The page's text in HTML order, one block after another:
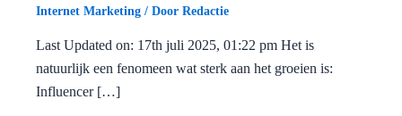
Internet Marketing / Door Redactie
Last Updated on: 17th juli 2025, 01:22 pm Het is
natuurlijk een fenomeen wat sterk aan het groeien is:
Influencer […]